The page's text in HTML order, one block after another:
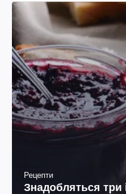
Рецепти
Знадобляться три